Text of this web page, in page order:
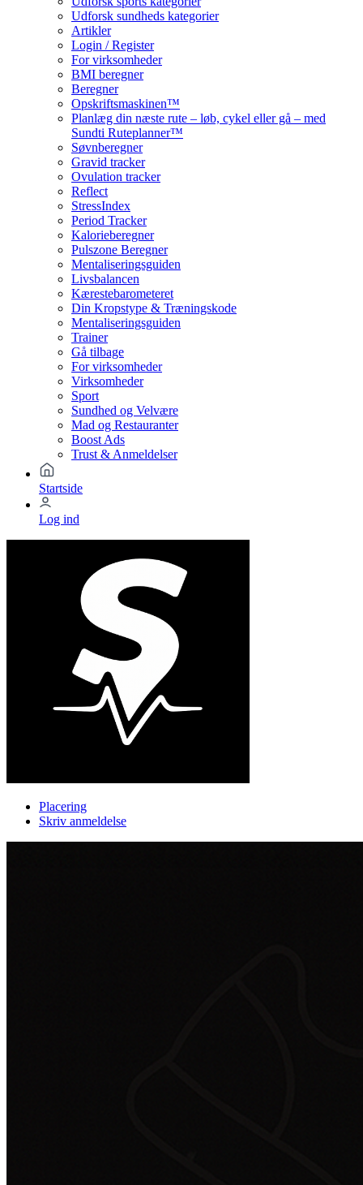
Udforsk sundheds kategorier
Artikler
Login / Register
For virksomheder
BMI beregner
Beregner
Opskriftsmaskinen™
Planlæg din næste rute – løb, cykel eller gå – med
Sundti Ruteplanner™
Søvnberegner
Gravid tracker
Ovulation tracker
Reflect
StressIndex
Period Tracker
Kalorieberegner
Pulszone Beregner
Mentaliseringsguiden
Livsbalancen
Kærestebarometeret
Din Kropstype & Træningskode
Mentaliseringsguiden
Trainer
Gå tilbage
For virksomheder
Virksomheder
Sport
Sundhed og Velvære
Mad og Restauranter
Boost Ads
Trust & Anmeldelser
Startside
Log ind
Placering
Skriv anmeldelse